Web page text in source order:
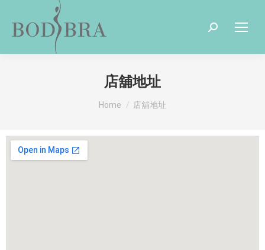
店舖地址
You are here:
Home 店舖地址